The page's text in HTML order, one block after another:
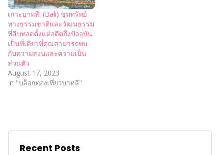
เกาะบาหลี! (Bali) ขุมทรัพย์
ทางธรรมชาติและวัฒนธรรม
ที่สืบทอดตั้งแต่อดีตถึงปัจจุบัน
เป็นที่เดียวที่คุณสามารถพบ
กับความสงบและความเป็น
ส่วนตัว
August 17, 2023
In "บล็อกท่องเที่ยวบาหลี"
Recent Posts